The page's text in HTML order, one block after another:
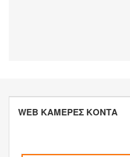
WEB ΚΑΜΕΡΕΣ ΚΟΝΤΑ